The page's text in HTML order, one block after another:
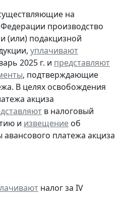
на
производство
(или) подакцизной
уплачивают
2025 г. и представляют
, подтверждающие
В целях освобождения
акциза
в налоговый
и извещение об
платежа акциза
налог за IV